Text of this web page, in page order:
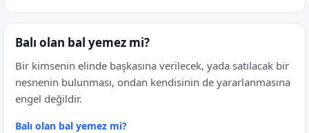
Balı olan bal yemez mi?
Bir kimsenin elinde başkasına verilecek, yada satılacak bir
nesnenin bulunması, ondan kendisinin de yararlanmasına
engel değildir.
Balı olan bal yemez mi?